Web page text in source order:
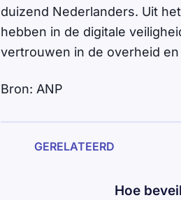
duizend Nederlanders. Uit
hebben in de digitale
vertrouwen in de overheid
Bron: ANP
GERELATEERD
Hoe